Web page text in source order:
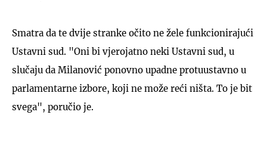
Smatra da te dvije stranke očito ne žele funkcionirajući
Ustavni sud. "Oni bi vjerojatno neki Ustavni sud, u
slučaju da Milanović ponovno upadne protuustavno u
parlamentarne izbore, koji ne može reći ništa. To je bit
svega", poručio je.